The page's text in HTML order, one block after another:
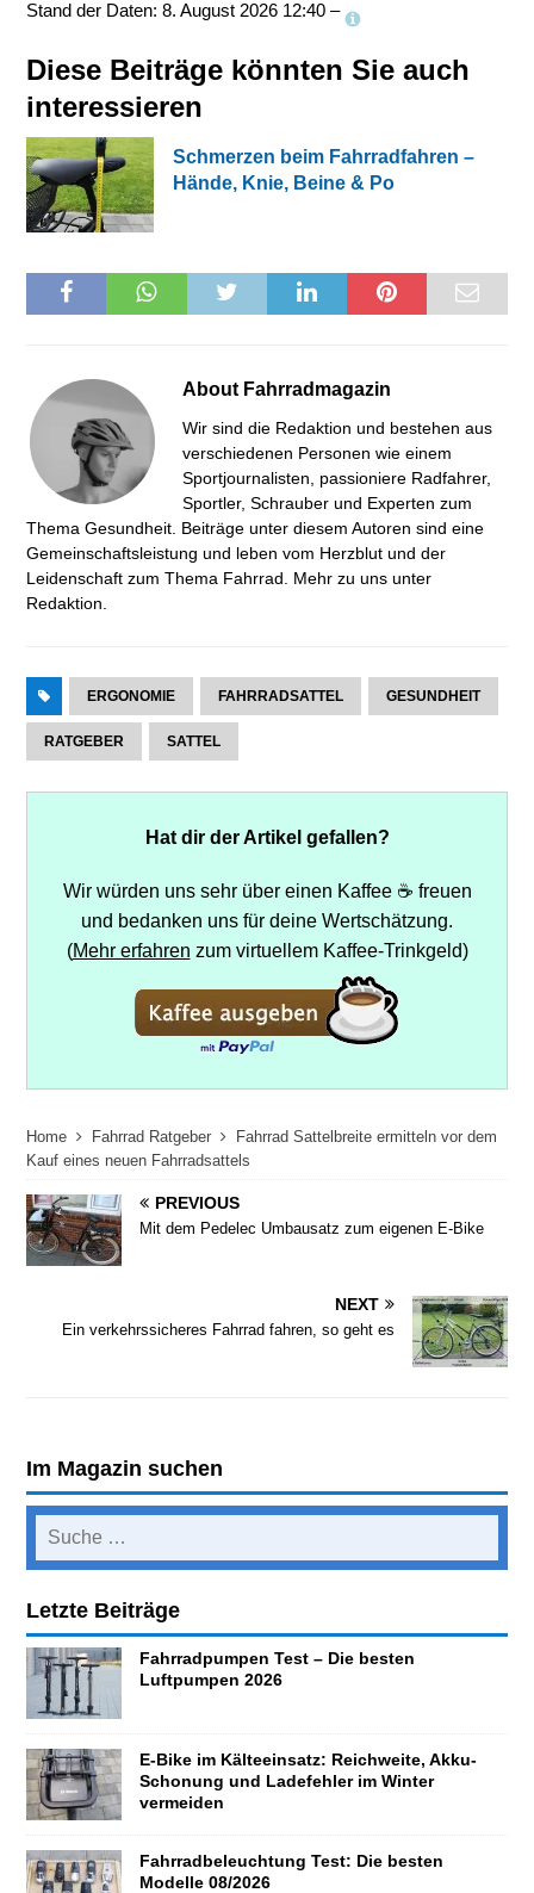
Stand der Daten: 8. August 2026 12:40 –
Diese Beiträge könnten Sie auch
interessieren
Schmerzen beim Fahrradfahren –
Hände, Knie, Beine & Po
About Fahrradmagazin
Wir sind die Redaktion und bestehen aus
verschiedenen Personen wie einem
Sportjournalisten, passioniere Radfahrer,
Sportler, Schrauber und Experten zum
Thema Gesundheit. Beiträge unter diesem Autoren sind eine
Gemeinschaftsleistung und leben vom Herzblut und der
Leidenschaft zum Thema Fahrrad. Mehr zu uns unter
Redaktion
ERGONOMIE FAHRRADSATTEL GESUNDHEIT
RATGEBER SATTEL
Hat dir der Artikel gefallen?
Wir würden uns sehr über einen Kaffee ☕ freuen
und bedanken uns für deine Wertschätzung.
(Mehr erfahren zum virtuellem Kaffee-Trinkgeld)
Home Fahrrad Ratgeber
Fahrrad Sattelbreite ermitteln vor dem
Kauf eines neuen Fahrradsattels
PREVIOUS
Mit dem Pedelec Umbausatz zum eigenen E-Bike
NEXT
Ein verkehrssicheres Fahrrad fahren, so geht es
Im Magazin suchen
Letzte Beiträge
Fahrradpumpen Test – Die besten
Luftpumpen 2026
E-Bike im Kälteeinsatz: Reichweite, Akku-
Schonung und Ladefehler im Winter
vermeiden
Fahrradbeleuchtung Test: Die besten
Modelle 08/2026